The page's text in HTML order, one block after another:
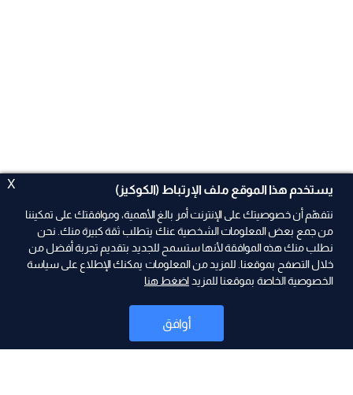
X يستخدم هذا الموقع ملف الإرتباط (الكوكيز)
نتفهّم أن خصوصيتك على الإنترنت أمر بالغ الأهمية، وموافقتك على تمكيننا
من جمع بعض المعلومات الشخصية عنك يتطلب ثقة كبيرة منك. نحن
نطلب منك هذه الموافقة لأنها ستسمح للجديد بتقديم تجربة أفضل من
خلال التصفح بموقعنا. للمزيد من المعلومات يمكنك الإطلاع على سياسة
الخصوصية الخاصة بموقعنا للمزيد اضغط هنا
أوافق
ad